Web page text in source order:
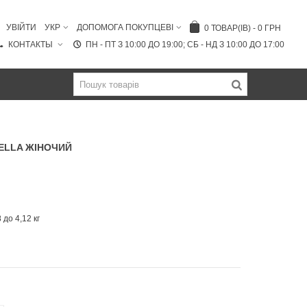
0 ТОВАР(ІВ) - 0 ГРН
ДОПОМОГА ПОКУПЦЕВІ
УКР
УВІЙТИ
ПН - ПТ З 10:00 ДО 19:00; СБ - НД З 10:00 ДО 17:00
КОНТАКТЫ
ЖІНОЧИЙ
до 4,12 кг